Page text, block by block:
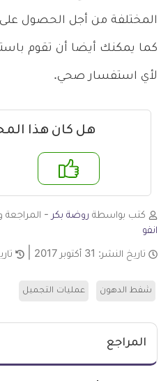
المختلفة من أجل الحصول
كما يمكنك أيضا أن تقوم
لأي استفسار صحي.
هل كان هذا
لا
كتب بواسطة روضة بكر - المراجعة
انفو
تاريخ النشر: 31 أكتوبر 2017
شفط الدهون عمليات التجميل
المراجع